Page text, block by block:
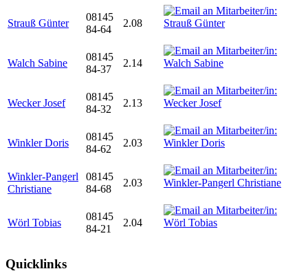
Strauß Günter
08145
84-64
2.08
Walch Sabine
08145
84-37
2.14
Wecker Josef
08145
84-32
2.13
Winkler Doris
08145
84-62
2.03
Winkler-Pangerl
Christiane
08145
84-68
2.03
Wörl Tobias
08145
84-21
2.04
Quicklinks